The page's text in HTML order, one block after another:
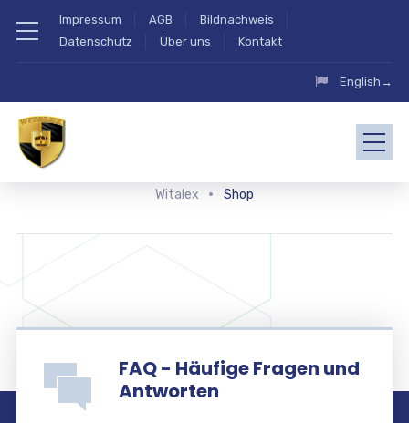
Impressum AGB
Bildnachweis
Datenschutz
Über uns Kontakt
English→
Witalex Shop
FAQ - Häufige Fragen und
Antworten